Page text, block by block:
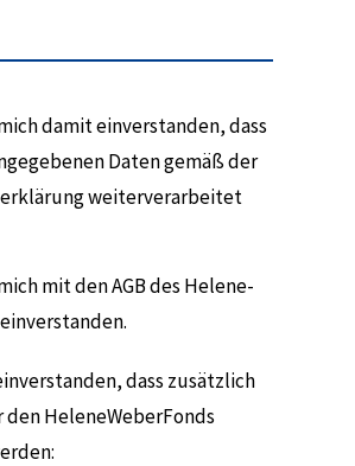
damit einverstanden, dass
Daten gemäß der
weiterverarbeitet
mit den AGB des Helene-
dass zusätzlich
HeleneWeberFonds